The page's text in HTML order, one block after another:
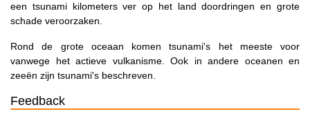
een tsunami kilometers ver op het land doordringen en grote
schade veroorzaken.
Rond de grote oceaan komen tsunami's het meeste voor
vanwege het actieve vulkanisme. Ook in andere oceanen en
zeeën zijn tsunami's beschreven.
Feedback